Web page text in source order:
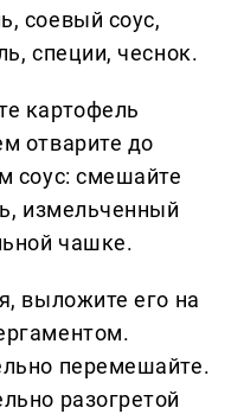
соевый соус,
специи, чеснок.
картофель
отварите до
соус: смешайте
измельченный
чашке.
выложите его на
перемешайте.
разогретой